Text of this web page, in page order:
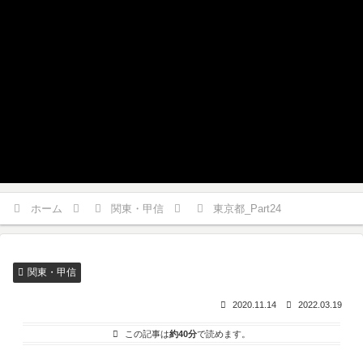
ホーム 関東・甲信 東京都_Part24
関東・甲信
2020.11.14 2022.03.19
この記事は約40分で読めます。